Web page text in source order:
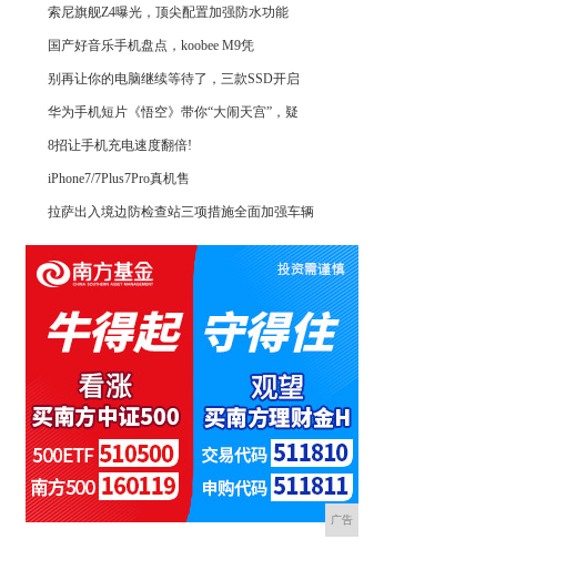
索尼旗舰Z4曝光，顶尖配置加强防水功能
国产好音乐手机盘点，koobee M9凭
别再让你的电脑继续等待了，三款SSD开启
华为手机短片《悟空》带你“大闹天宫”，疑
8招让手机充电速度翻倍!
iPhone7/7Plus7Pro真机售
拉萨出入境边防检查站三项措施全面加强车辆
广告